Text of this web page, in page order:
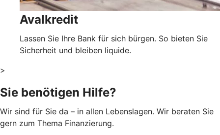
Avalkredit
Lassen Sie Ihre Bank für sich bürgen. So bieten Sie
Sicherheit und bleiben liquide.
>
Sie benötigen Hilfe?
Wir sind für Sie da – in allen Lebenslagen. Wir beraten Sie
gern zum Thema Finanzierung.